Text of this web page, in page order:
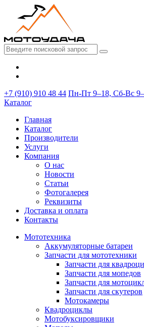
+7 (910) 910 48 44 Пн-Пт 9–18, Сб-Вс
Каталог
Главная
Каталог
Производители
Услуги
Компания
О нас
Новости
Статьи
Фотогалерея
Реквизиты
Доставка и оплата
Контакты
Мототехника
Аккумуляторные батареи
Запчасти для мототехники
Запчасти для
Запчасти для мопедов
Запчасти для
Запчасти для скутеров
Мотокамеры
Квадроциклы
Мотобуксировщики